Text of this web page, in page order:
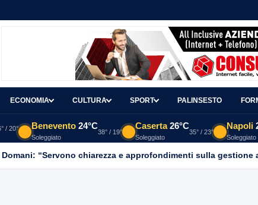
ECONOMIA CULTURA SPORT PALINSESTO
/ 20° Benevento 24°C
Soleggiato
38° / 19°
Caserta 26°C
Soleggiato
35° / 23°
Napoli
Soleggiato
“Servono chiarezza e approfondimenti sulla gestione